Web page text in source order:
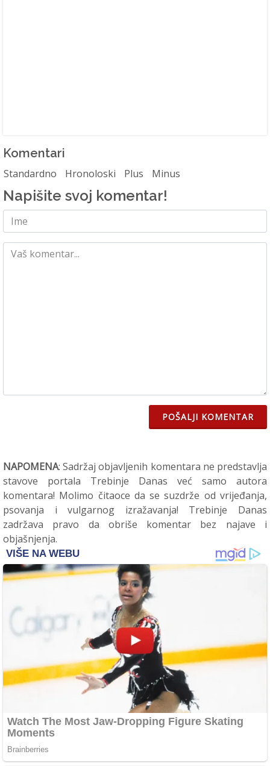
Komentari
Standardno Hronoloski Plus Minus
Napišite svoj komentar!
POŠALJI KOMENTAR
NAPOMENA: Sadržaj objavljenih komentara ne predstavlja
stavove portala Trebinje Danas već samo autora
komentara! Molimo čitaoce da se suzdrže od vrijeđanja,
psovanja i vulgarnog izražavanja! Trebinje Danas
zadržava pravo da obriše komentar bez najave i
objašnjenja.